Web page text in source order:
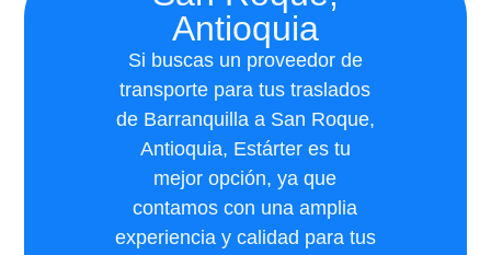
Antioquia
Si buscas un proveedor de
transporte para tus traslados
de Barranquilla a San Roque,
Antioquia, Estárter es tu
mejor opción, ya que
contamos con una amplia
experiencia y calidad para tus